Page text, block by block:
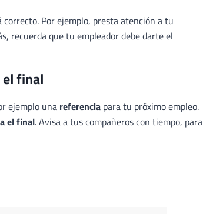
Por ejemplo, presta atención a tu
recuerda que tu empleador debe darte el
final
ejemplo una referencia para tu próximo empleo.
el final. Avisa a tus compañeros con tiempo, para